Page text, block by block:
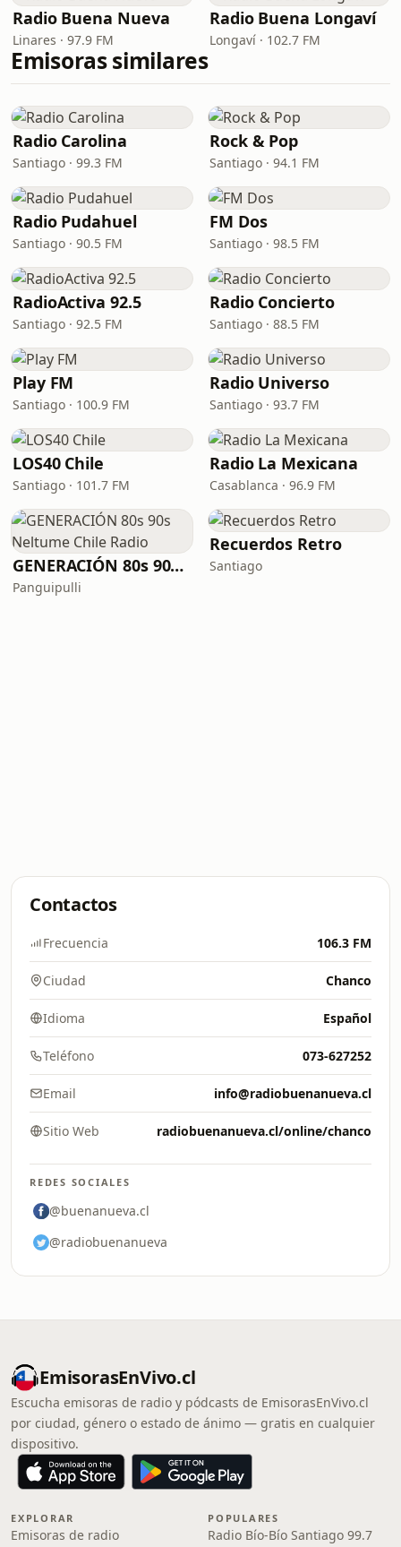
Radio Buena Nueva
Linares · 97.9 FM
Radio Buena Longaví
Longaví · 102.7 FM
Emisoras similares
Radio Carolina
Santiago · 99.3 FM
Rock & Pop
Santiago · 94.1 FM
Radio Pudahuel
Santiago · 90.5 FM
FM Dos
Santiago · 98.5 FM
RadioActiva 92.5
Santiago · 92.5 FM
Radio Concierto
Santiago · 88.5 FM
Play FM
Santiago · 100.9 FM
Radio Universo
Santiago · 93.7 FM
LOS40 Chile
Santiago · 101.7 FM
Radio La Mexicana
Casablanca · 96.9 FM
GENERACIÓN 80s 90s Neltume Chile Radio
Panguipulli
Recuerdos Retro
Santiago
Contactos
Frecuencia 106.3 FM
Ciudad Chanco
Idioma Español
Teléfono 073-627252
Email info@radiobuenanueva.cl
Sitio Web radiobuenanueva.cl/online/chanco
REDES SOCIALES
@buenanueva.cl
@radiobuenanueva
EmisorasEnVivo.cl
Escucha emisoras de radio y pódcasts de EmisorasEnVivo.cl
por ciudad, género o estado de ánimo — gratis en cualquier
dispositivo.
EXPLORAR
Emisoras de radio
POPULARES
Radio Bío-Bío Santiago 99.7